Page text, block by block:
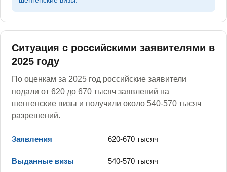
Ситуация с российскими заявителями в
2025 году
По оценкам за 2025 год российские заявители
подали от 620 до 670 тысяч заявлений на
шенгенские визы и получили около 540-570 тысяч
разрешений.
Заявления 620-670 тысяч
Выданные визы 540-570 тысяч